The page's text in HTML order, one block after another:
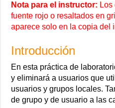
Nota para el instructor:
fuente rojo o resaltados en
aparece solo en la copia del
Introducción
En esta práctica de
y eliminará a usuarios que
usuarios y grupos locales.
de grupo y de usuario a las